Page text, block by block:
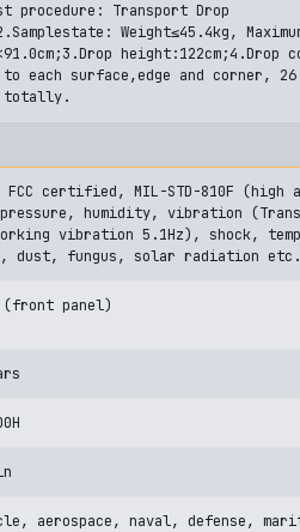
procedure: Transport Drop
Weight≤45.4kg,
height:122cm;4.Drop
to each surface,edge and corner,
totally.
FCC certified, MIL-STD-810F (high
humidity, vibration
vibration 5.1Hz), shock,
dust, fungus, solar radiation
(front panel)
aerospace, naval, defense,